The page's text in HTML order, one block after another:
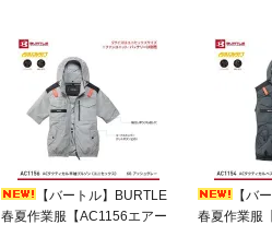
【バートル】BURTLE
春夏作業服【AC1156エアー
【バ
春夏作業服